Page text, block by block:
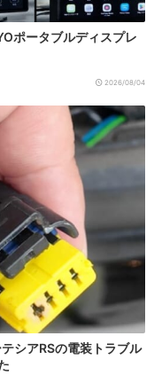
ポータブルディスプレ
2026/08/04
シアRSの電装トラブル